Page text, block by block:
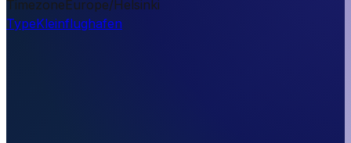
TimezoneEurope/Helsinki
TypeKleinflughafen